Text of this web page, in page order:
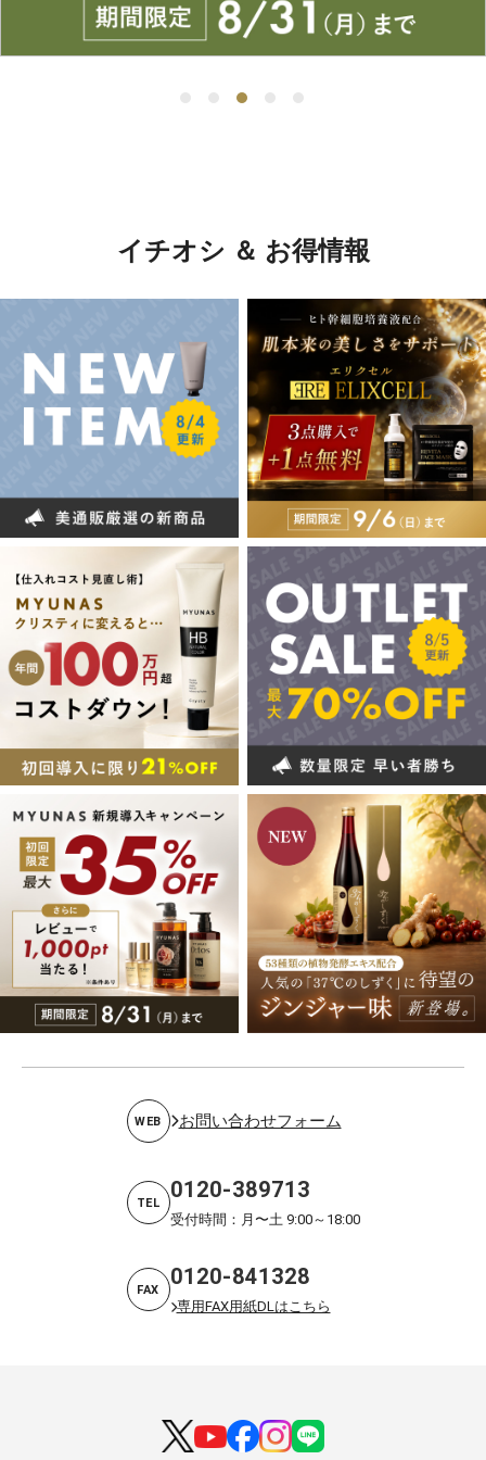
イチオシ ＆ お得情報
WEB お問い合わせフォーム
TEL 0120-389713
受付時間：月〜土 9:00～18:00
FAX 0120-841328
専用FAX用紙DLはこちら